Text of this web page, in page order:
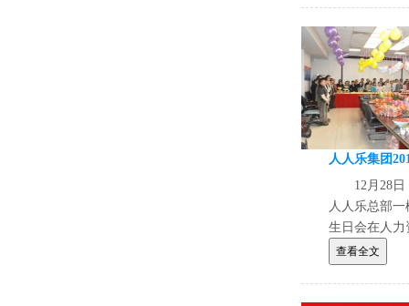
12月28
人人乐总部
生日会在人
全心准备下
查看全文